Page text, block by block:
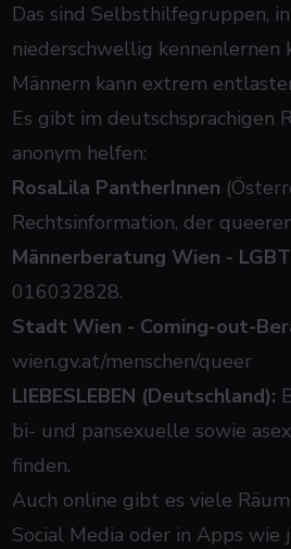
Das sind Selbsthilfegruppen,
niederschwellig kennenlernen
Männern kann extrem
Es gibt im deutschsprachigen
anonym helfen:
RosaLila PantherInnen
Rechtsinformation, der
Männerberatung Wien -
016032828.
Stadt Wien - Coming-out-
wien.gv.at/menschen/queer
LIEBESLEBEN (Deutschland):
bi- und pansexuelle sowie
finden.
Auch online gibt es viele
Social Media oder in Apps wie